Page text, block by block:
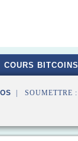
COURS BITCOINS
| SOUMETTRE :